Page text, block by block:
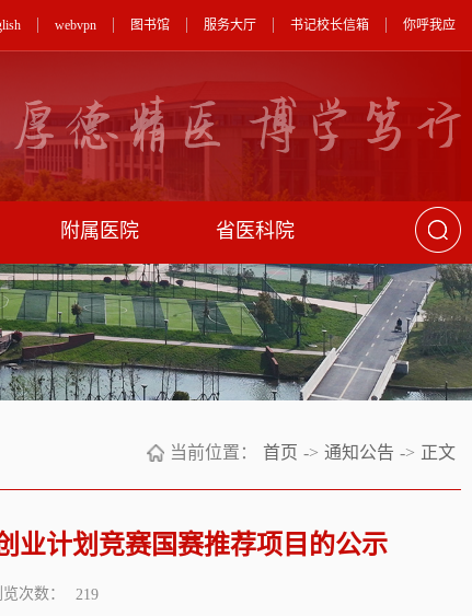
webvpn 图书馆 服务大厅 书记校长信箱 你呼我应
附属医院 省医科院
当前位置： 首页 -> 通知公告 -> 正文
业计划竞赛国赛推荐项目的公示
次数： 219